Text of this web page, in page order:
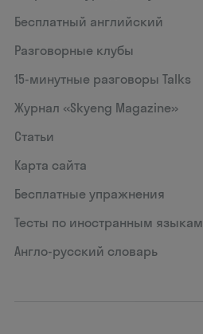
Бесплатный английский
Разговорные клубы
15‑минутные разговоры Talks
Журнал «Skyeng Magazine»
Статьи
Карта сайта
Бесплатные упражнения
Тесты по иностранным языкам
Англо-русский словарь